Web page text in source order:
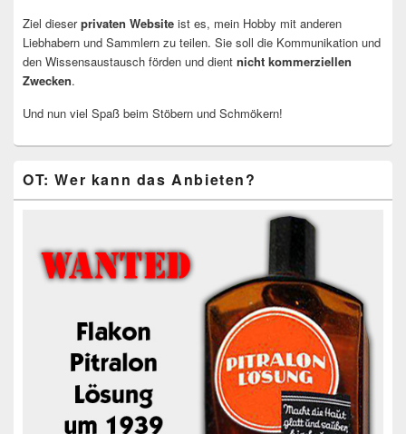
Ziel dieserprivaten Website ist es, mein Hobby mit anderen
Liebhabern und Sammlern zu teilen. Sie soll die Kommunikation und
den Wissensaustausch förden und dient nicht kommerziellen
Zwecken.
Und nun viel Spaß beim Stöbern und Schmökern!
OT: Wer kann das Anbieten?